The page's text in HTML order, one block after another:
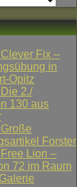
Fix –
in
Opitz
2./
130 aus
Forster
Lion –
72 im Raum